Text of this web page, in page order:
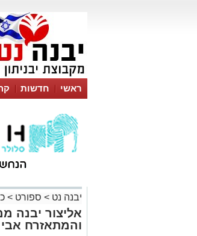
ראשי חדשות
יבנה נט > ספורט >
אליצור יבנה
והמתאזרח